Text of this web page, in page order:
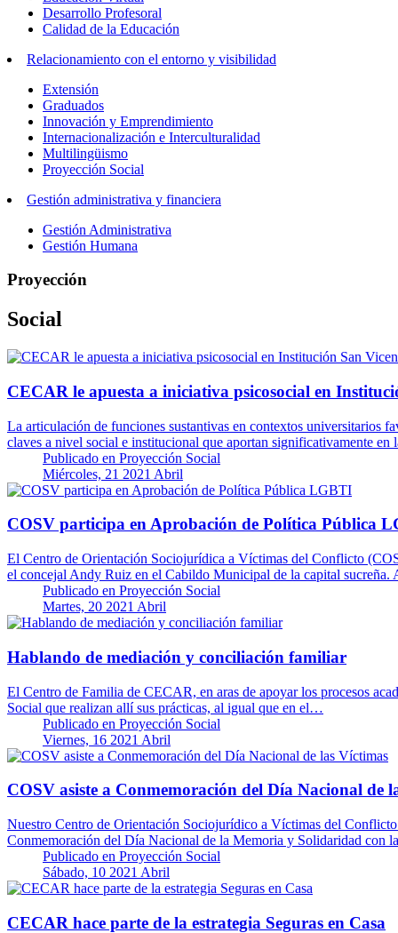
Desarrollo Profesoral
Calidad de la Educación
Relacionamiento con el entorno y visibilidad
Extensión
Graduados
Innovación y Emprendimiento
Internacionalización e Interculturalidad
Multilingüismo
Proyección Social
Gestión administrativa y financiera
Gestión Administrativa
Gestión Humana
Proyección
Social
CECAR le apuesta a iniciativa psicosocial en
La articulación de funciones sustantivas en contextos universitarios
claves a nivel social e institucional que aportan significativamente
Publicado en Proyección Social
Miércoles, 21 2021 Abril
COSV participa en Aprobación de Política Pública
El Centro de Orientación Sociojurídica a Víctimas del Conflicto
el concejal Andy Ruiz en el Cabildo Municipal de la capital
Publicado en Proyección Social
Martes, 20 2021 Abril
Hablando de mediación y conciliación familiar
El Centro de Familia de CECAR, en aras de apoyar los procesos
Social que realizan allí sus prácticas, al igual que en el…
Publicado en Proyección Social
Viernes, 16 2021 Abril
COSV asiste a Conmemoración del Día Nacional de
Nuestro Centro de Orientación Sociojurídico a Víctimas del
Conmemoración del Día Nacional de la Memoria y Solidaridad con
Publicado en Proyección Social
Sábado, 10 2021 Abril
CECAR hace parte de la estrategia Seguras en Casa